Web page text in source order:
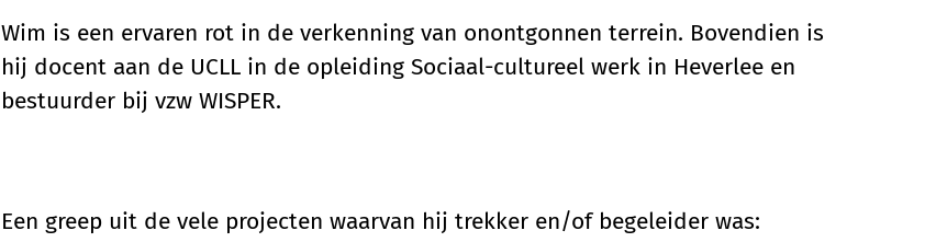
Wim is een ervaren rot in de verkenning van onontgonnen terrein. Bovendien is
hij docent aan de UCLL in de opleiding Sociaal-cultureel werk in Heverlee en
bestuurder bij vzw WISPER.
Een greep uit de vele projecten waarvan hij trekker en/of begeleider was: